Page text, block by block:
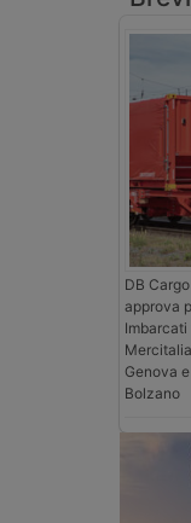
DB
approva
Imbarcati
Genova
Bolzano